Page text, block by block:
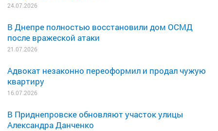
24.07.2026
В Днепре полностью восстановили дом ОСМД
после вражеской атаки
21.07.2026
Адвокат незаконно переоформил и продал чужую
квартиру
16.07.2026
В Приднепровске обновляют участок улицы
Александра Данченко